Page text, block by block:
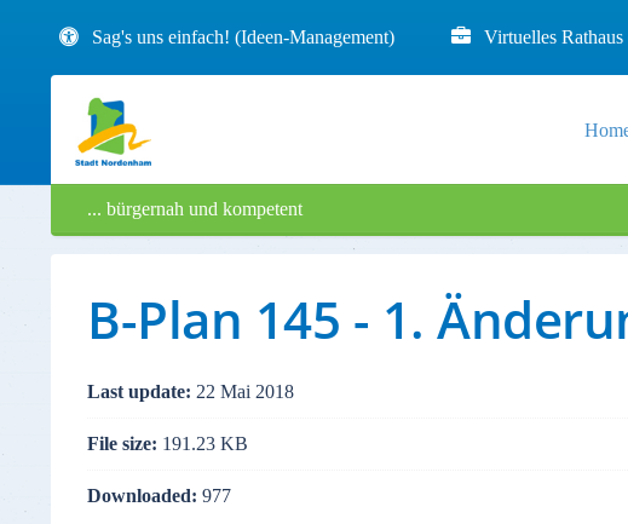
Sag's uns einfach! (Ideen-Management) Virtuelles
... bürgernah und kompetent
B-Plan 145 - 1.
Last update: 22 Mai 2018
File size: 191.23 KB
Downloaded: 977